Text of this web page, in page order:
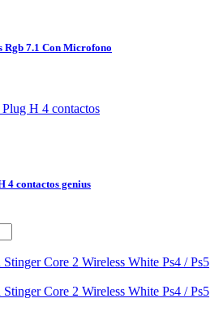
Rgb 7.1 Con Microfono
4 contactos genius